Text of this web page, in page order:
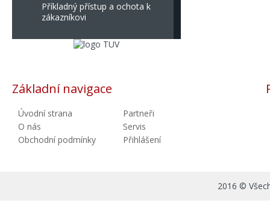
Příkladný přístup a ochota k
zákazníkovi
Základní navigace
Úvodní strana
O nás
Obchodní podmínky
Partneři
Servis
Přihlášení
2016 ©